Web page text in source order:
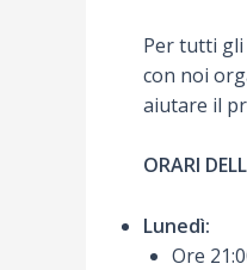
Per tutti
con noi
aiutare il
ORARI
Lunedì:
Ore